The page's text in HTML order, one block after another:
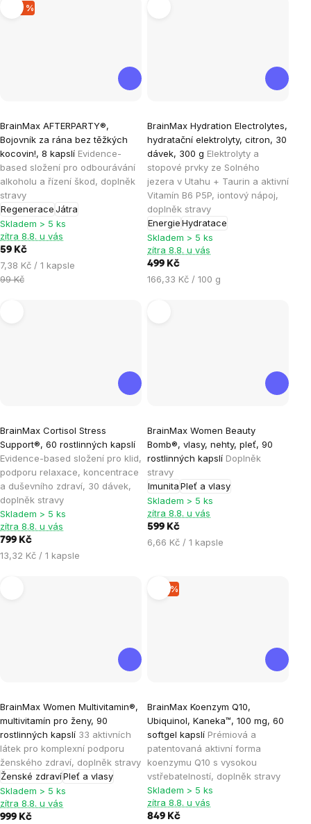
–40 %
BrainMax AFTERPARTY®,
Bojovník za rána bez těžkých
kocovin!, 8 kapslí Evidence-
based složení pro odbourávání
alkoholu a řízení škod, doplněk
stravy
RegeneraceJátra
Skladem > 5 ks
zítra 8.8. u vás
59 Kč
Měrná
cena:
7,38 Kč / 1 kapsle
99 Kč
BrainMax Hydration Electrolytes,
hydratační elektrolyty, citron, 30
dávek, 300 g Elektrolyty a
stopové prvky ze Solného
jezera v Utahu + Taurin a aktivní
Vitamín B6 P5P, iontový nápoj,
doplněk stravy
EnergieHydratace
hodnocení
produktu
je
4,8
z
5
hvězdiček.
Skladem > 5 ks
zítra 8.8. u vás
499 Kč
Měrná
166,33 Kč / 100 g
BrainMax Cortisol Stress
Support®, 60 rostlinných kapslí
Evidence-based složení pro klid,
podporu relaxace, koncentrace
a duševního zdraví, 30 dávek,
doplněk stravy
hodnocení
produktu
je
4,7
z
5
hvězdiček.
Skladem > 5 ks
zítra 8.8. u vás
799 Kč
Měrná
13,32 Kč / 1 kapsle
BrainMax Women Beauty
Bomb®, vlasy, nehty, pleť, 90
rostlinných kapslí Doplněk
stravy
ImunitaPleť a vlasy
hodnocení
produktu
je
4,9
z
5
hvězdiček.
Skladem > 5 ks
zítra 8.8. u vás
599 Kč
Měrná
6,66 Kč / 1 kapsle
BrainMax Women Multivitamin®,
multivitamín pro ženy, 90
rostlinných kapslí 33 aktivních
látek pro komplexní podporu
ženského zdraví, doplněk stravy
Ženské zdravíPleť a vlasy
hodnocení
produktu
je
4,9
z
5
hvězdiček.
Skladem > 5 ks
zítra 8.8. u vás
999 Kč
–15 %
BrainMax Koenzym Q10,
Ubiquinol, Kaneka™, 100 mg, 60
softgel kapslí Prémiová a
patentovaná aktivní forma
koenzymu Q10 s vysokou
vstřebatelností, doplněk stravy
hodnocení
produktu
je
4,9
z
5
hvězdiček.
Skladem > 5 ks
zítra 8.8. u vás
849 Kč